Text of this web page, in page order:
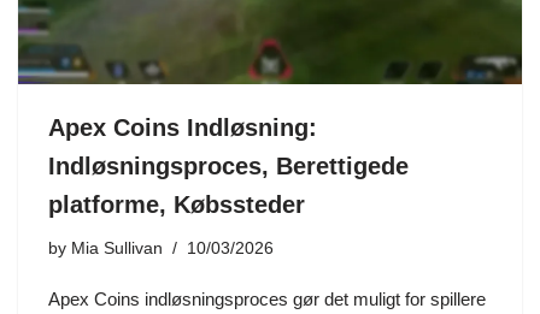
Apex Coins Indløsning:
Indløsningsproces, Berettigede
platforme, Købssteder
by Mia Sullivan 10/03/2026
Apex Coins indløsningsproces gør det muligt for spillere